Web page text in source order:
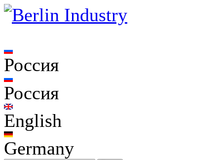
Россия
Россия
English
Germany